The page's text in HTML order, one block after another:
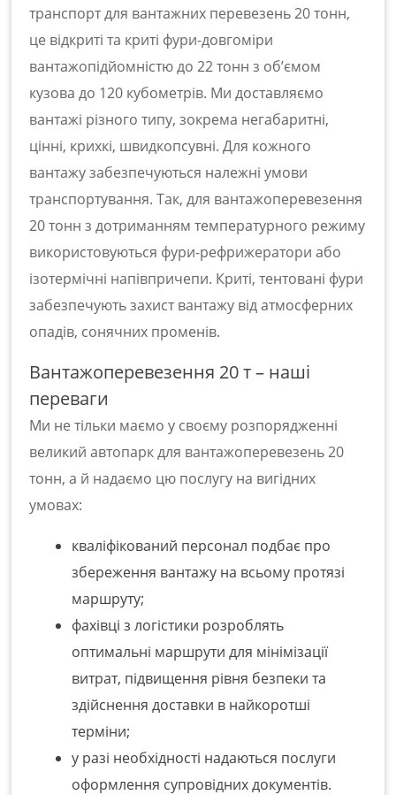
транспорт для вантажних перевезень 20 тонн,
це відкриті та криті фури-довгоміри
вантажопідйомністю до 22 тонн з об’ємом
кузова до 120 кубометрів. Ми доставляємо
вантажі різного типу, зокрема негабаритні,
цінні, крихкі, швидкопсувні. Для кожного
вантажу забезпечуються належні умови
транспортування. Так, для вантажоперевезення
20 тонн з дотриманням температурного режиму
використовуються фури-рефрижератори або
ізотермічні напівпричепи. Криті, тентовані фури
забезпечують захист вантажу від атмосферних
опадів, сонячних променів.
Вантажоперевезення 20 т – наші
переваги
Ми не тільки маємо у своєму розпорядженні
великий автопарк для вантажоперевезень 20
тонн, а й надаємо цю послугу на вигідних
умовах:
кваліфікований персонал подбає про
збереження вантажу на всьому протязі
маршруту;
фахівці з логістики розроблять
оптимальні маршрути для мінімізації
витрат, підвищення рівня безпеки та
здійснення доставки в найкоротші
терміни;
у разі необхідності надаються послуги
оформлення супровідних документів.